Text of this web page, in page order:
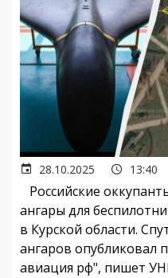
28.10.2025 13:40
Российские
ангары для
в Курской области.
ангаров опубликовал
авиация рф", пишет